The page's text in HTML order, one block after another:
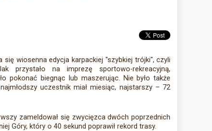
się wiosenna edycja karpackiej "szybkiej trójki", czyli
przystało na imprezę sportowo-rekreacyjną,
pokonać biegnąc lub maszerując. Nie było także
uczestnik miał miesiąc, najstarszy – 72
zameldował się zwycięzca dwóch poprzednich
Góry, który o 40 sekund poprawił rekord trasy.